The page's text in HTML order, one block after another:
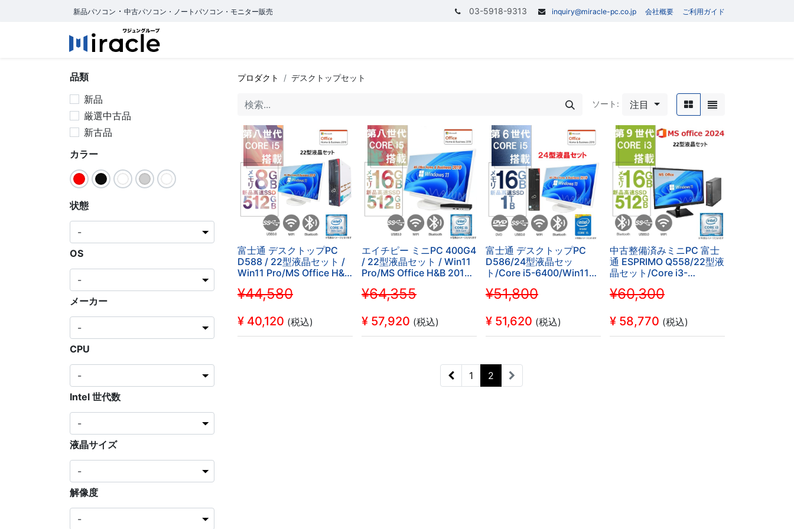
新品パソコン ・ 中古パソコン・ノートパソコン・モニター販売 03-5918-9313 inquiry@miracle-pc.co.jp 会社概要 ご利用ガイド
品類
新品
厳選中古品
新古品
カラー
状態
OS
メーカー
CPU
Intel 世代数
液晶サイズ
解像度
プロダクト デスクトップセット
ソート: 注目
富士通 デスクトップPC
D588 / 22型液晶セット /
Win11 Pro/MS Office H&B
/WIFI/Bluetooth/ DVD /
備品
¥44,580
¥ 40,120 (税込)
エイチピー ミニPC 400G4
/ 22型液晶セット / Win11
Pro/MS Office H&B 2019 /
WIFI/Bluetooth / 16GB /
変更可/中古整備PC
¥64,355
¥ 57,920 (税込)
富士通 デスクトップPC
D586/24型液晶セッ
ト/Core i5-6400/Win11
2019/wifi/Bluetooth/DVD/16GB/1TB
中古整備済み品
¥51,800
¥ 51,620 (税込)
中古整備済みミニPC 富士
通 ESPRIMO Q558/22型液
晶セット/Core i3-
Office 2024
SSD
¥60,300
¥ 58,770 (税込)
1 2